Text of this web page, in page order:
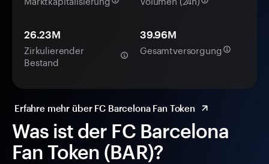
Was ist der FC Barcelona
Fan Token (BAR)?
26.23M
Zirkulierender
Bestand
39.96M
Gesamtversorgung
Erfahre mehr über FC Barcelona Fan Token